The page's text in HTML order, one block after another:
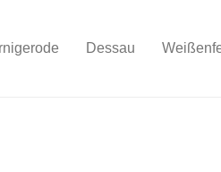
Dessau